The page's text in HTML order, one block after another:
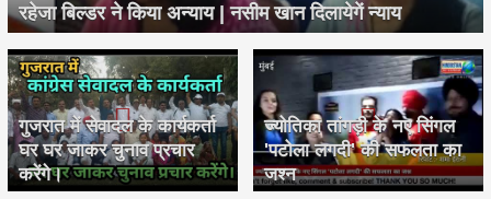
रहेजा बिल्डर ने किया अन्याय | नसीम खान दिलायेगें न्याय
गुजरात में सेवादल के कार्यकर्ता
घर घर जाकर चुनाव प्रचार
करेंगे।
ज्योतिका तांगड़ी के नए सिंगल
'पटोला लगदी' की सफलता का
जश्न